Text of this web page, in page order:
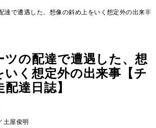
達で遭遇した、想像の斜め上をいく想定外の出来事
ツの配達で遭遇した、想
いく想定外の出来事【チ
達日誌】
土屋俊明